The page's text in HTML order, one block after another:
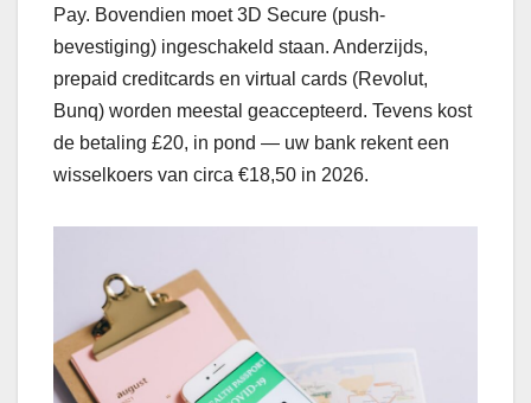
Pay. Bovendien moet 3D Secure (push-
bevestiging) ingeschakeld staan. Anderzijds,
prepaid creditcards en virtual cards (Revolut,
Bunq) worden meestal geaccepteerd. Tevens kost
de betaling £20, in pond — uw bank rekent een
wisselkoers van circa €18,50 in 2026.